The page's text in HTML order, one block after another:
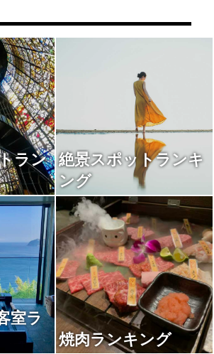
ラン
絶景スポットランキ
ング
室ラ
焼肉ランキング